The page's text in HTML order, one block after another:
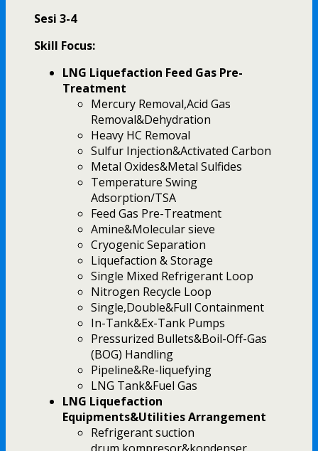
Sesi 3-4
Skill Focus:
LNG Liquefaction Feed Gas Pre-
Treatment
Mercury Removal,Acid Gas
Removal&Dehydration
Heavy HC Removal
Sulfur Injection&Activated Carbon
Metal Oxides&Metal Sulfides
Temperature Swing
Adsorption/TSA
Feed Gas Pre-Treatment
Amine&Molecular sieve
Cryogenic Separation
Liquefaction & Storage
Single Mixed Refrigerant Loop
Nitrogen Recycle Loop
Single,Double&Full Containment
In-Tank&Ex-Tank Pumps
Pressurized Bullets&Boil-Off-Gas
(BOG) Handling
Pipeline&Re-liquefying
LNG Tank&Fuel Gas
LNG Liquefaction
Equipments&Utilities Arrangement
Refrigerant suction